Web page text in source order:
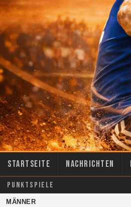
Startseite Nachrichten
PUNKTSPIELE
MÄNNER